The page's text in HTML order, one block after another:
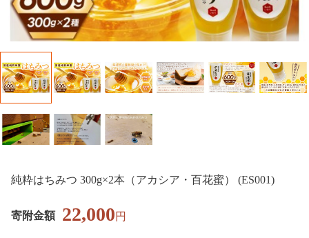
純粋はちみつ 300g×2本（アカシア・百花蜜） (ES001)
寄附金額 22,000円